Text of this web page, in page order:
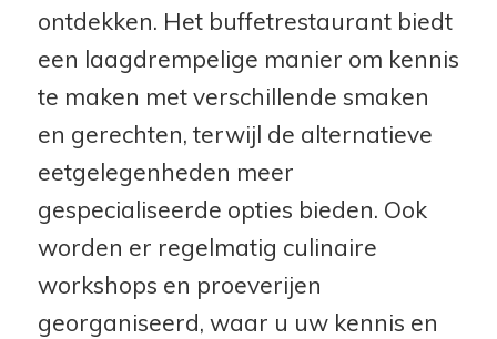
ontdekken. Het buffetrestaurant biedt
een laagdrempelige manier om kennis
te maken met verschillende smaken
en gerechten, terwijl de alternatieve
eetgelegenheden meer
gespecialiseerde opties bieden. Ook
worden er regelmatig culinaire
workshops en proeverijen
georganiseerd, waar u uw kennis en